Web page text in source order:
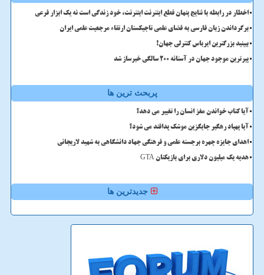
اخطار در رابطه با نتایج پنهان قطع اینترنت اینترنت، خود زندگی است نه یک ابزار فرعی
برگرداندن زبان فارسی به فضای علمی تاجیکستان ارتقاء مرجعیت علمی ایران
ببینید بزرگترین ایرباس کنترلی جهان!
پیرترین موجود جهان در آستانه ۲۰۰ سالگی خبرساز شد
پربحث ترین ها
آیا کتاب خواندن مغز انسان را تغییر می دهد؟
آیا پهپاد رهگیر جایگزین موشک پدافند می شود؟
اهدای جایزه چهره برجسته علمی و فرهنگی جهاد دانشگاهی به شهید لاریجانی
هدیه یک میلیون دلاری برای بازیکنان GTA
جدیدترین ها